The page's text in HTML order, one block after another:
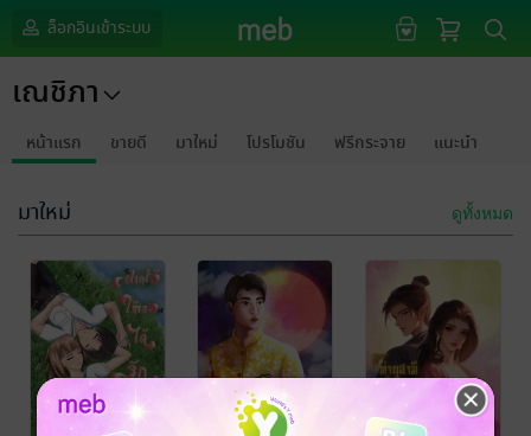
ล็อกอินเข้าระบบ
เณชิภา
หน้าแรก ขายดี มาใหม่ โปรโมชัน ฟรีกระจาย แนะนำ
มาใหม่ ดูทั้งหมด